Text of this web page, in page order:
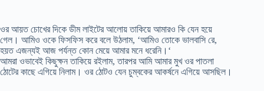
ওর আয়ত চোখের দিকে ডীম লাইটের আলোয় তাকিয়ে আমারও কি যেন হয়ে
গেল। আমিও ওকে ফিসফিস করে বলে উঠলাম, ‘আমিও তোকে ভালবাসি রে,
হয়ত এজন্যই আজ পর্যন্ত কোন মেয়ে আমার মনে ধরেনি।‘
আমরা ওভাবেই কিছুক্ষন তাকিয়ে রইলাম, তারপর আমি আমার মুখ ওর পাতলা
ঠোটের কাছে এগিয়ে নিলাম। ওর ঠোটও যেন চুম্বকের আকর্ষনে এগিয়ে আসছিল।